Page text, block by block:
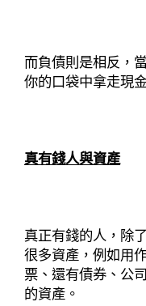
而負債則是相反，
你的口袋中拿走現
真有錢人與資產
真正有錢的人，除
很多資產，例如用
票、還有債券、公
的資產。